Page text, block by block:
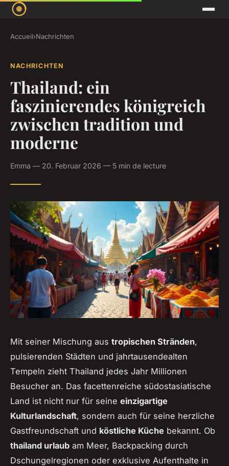
Accueil›Nachrichten
NACHRICHTEN
Thailand: ein
faszinierendes königreich
zwischen tradition und
moderne
Emma — 20. Februar 2026 — 5 min de lecture
Mit seiner Mischung aus tropischen Stränden,
pulsierenden Städten und jahrtausendealten
Tempeln zieht Thailand jedes Jahr Millionen
Besucher an. Das facettenreiche südostasiatische
Land ist nicht nur für seine einzigartige
Kulturlandschaft, sondern auch für seine herzliche
Gastfreundschaft und köstliche Küche bekannt. Ob
thailand urlaub am Meer, Backpacking durch
Dschungelregionen oder exklusive Aufenthalte in